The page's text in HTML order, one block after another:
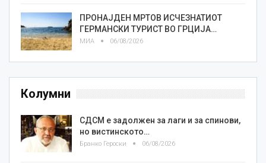
ПРОНАЈДЕН МРТОВ ИСЧЕЗНАТИОТ
ГЕРМАНСКИ ТУРИСТ ВО ГРЦИЈА…
МИА 06/08/2026
Колумни
СДСМ е задолжен за лаги и за спинови,
но вистинското…
Бранко Героски 06/08/2026